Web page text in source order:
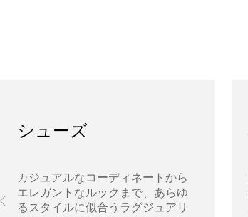
シューズ
カジュアルなコーディネートから
エレガントなルックまで、あらゆ
るスタイルに似合うラグジュアリ